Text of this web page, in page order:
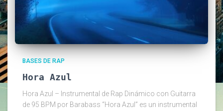
BASES DE RAP
Hora Azul
Hora Azul – Instrumental de Rap Dinámico con Guitarra
de 95 BPM por Barabass “Hora Azul” es un instrumental